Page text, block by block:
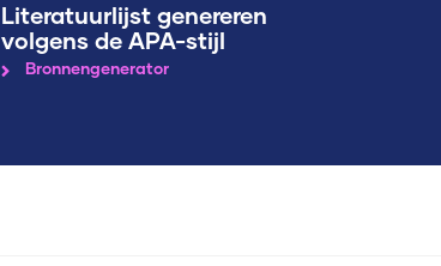
Literatuurlijst genereren
volgens de APA-stijl
Bronnengenerator